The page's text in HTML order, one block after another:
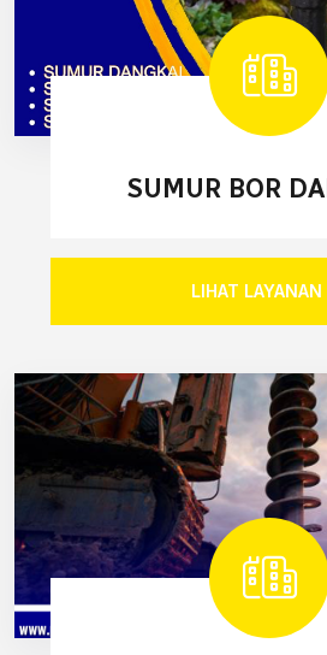
SUMUR BOR
LIHAT LAYANAN